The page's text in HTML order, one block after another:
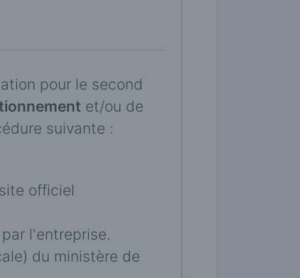
pour le second
et/ou de
suivante :
officiel
l'entreprise.
du ministère de